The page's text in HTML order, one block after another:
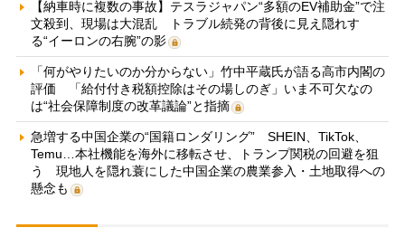
【納車時に複数の事故】テスラジャパン“多額のEV補助金”で注
文殺到、現場は大混乱 トラブル続発の背後に見え隠れす
る“イーロンの右腕”の影
「何がやりたいのか分からない」竹中平蔵氏が語る高市内閣の
評価 「給付付き税額控除はその場しのぎ」いま不可欠なの
は“社会保障制度の改革議論”と指摘
急増する中国企業の“国籍ロンダリング” SHEIN、TikTok、
Temu…本社機能を海外に移転させ、トランプ関税の回避を狙
う 現地人を隠れ蓑にした中国企業の農業参入・土地取得への
懸念も